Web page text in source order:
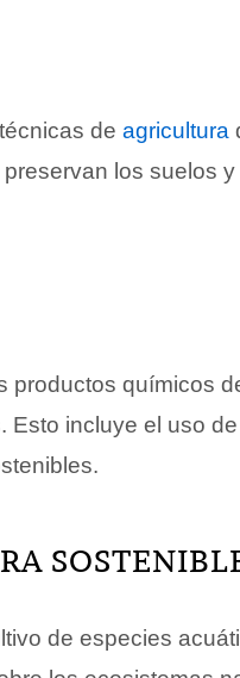
de agricultura
los suelos
productos químicos
Esto incluye el uso
de especies